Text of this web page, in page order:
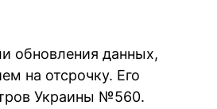
обновления данных,
на отсрочку. Его
Украины №560.